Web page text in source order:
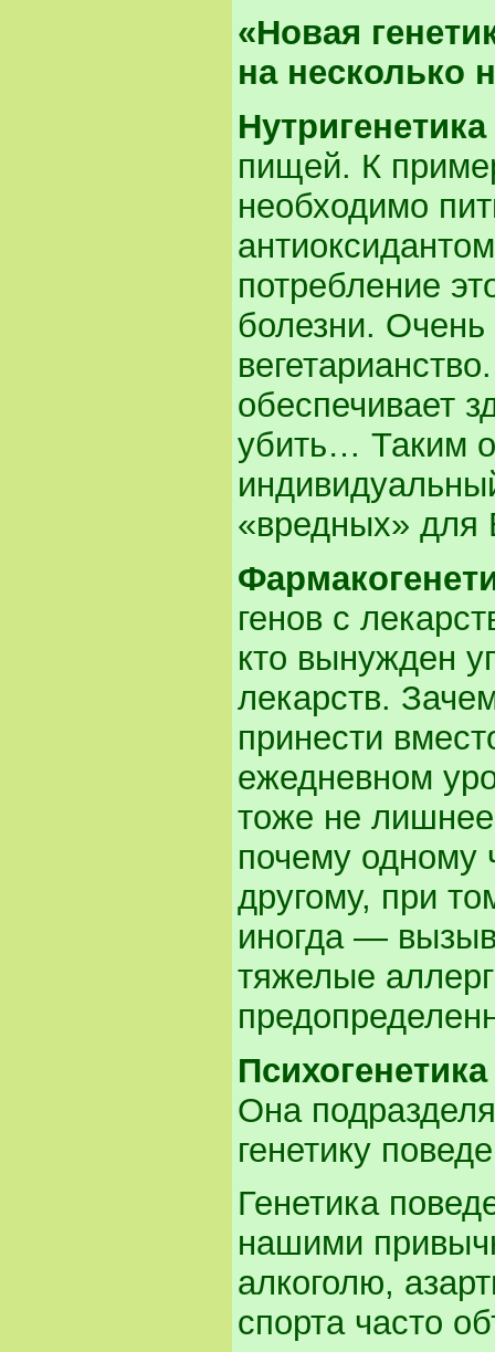
«Новая
на несколько
Нутригенетика
пищей. К
необходимо
потребление
болезни.
обеспечивает
убить… Таким
«вредных» для
генов с
кто вынужден
лекарств.
принести
ежедневном
тоже не
почему одному
другому, при
иногда —
тяжелые
Психогенетика
Она
генетику
Генетика
нашими
алкоголю,
спорта часто